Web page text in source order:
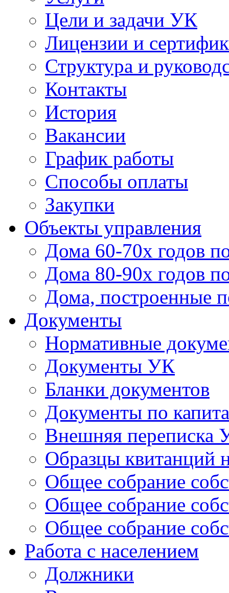
Цели и задачи УК
Лицензии и
Структура и
Контакты
История
Вакансии
График работы
Способы оплаты
Закупки
Объекты управления
Дома 60-70х годов
Дома 80-90х годов
Дома, построенные
Документы
Нормативные
Документы УК
Бланки документов
Документы по
Внешняя переписка
Образцы квитанций
Общее собрание
Общее собрание
Общее собрание
Работа с населением
Должники